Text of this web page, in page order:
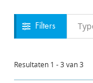
Filters
Resultaten 1 -3 van3